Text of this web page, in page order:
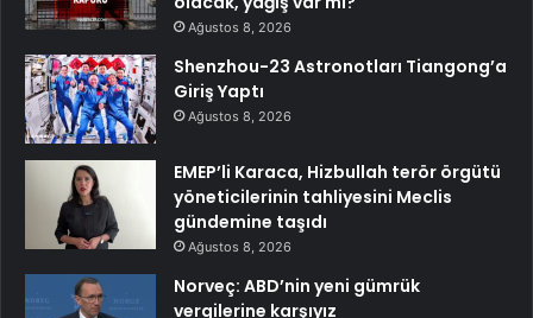
Ağustos 8, 2026
Shenzhou-23 Astronotları Tiangong’a
Giriş Yaptı
Ağustos 8, 2026
EMEP’li Karaca, Hizbullah terör örgütü
yöneticilerinin tahliyesini Meclis
gündemine taşıdı
Ağustos 8, 2026
Norveç: ABD’nin yeni gümrük
vergilerine karşıyız